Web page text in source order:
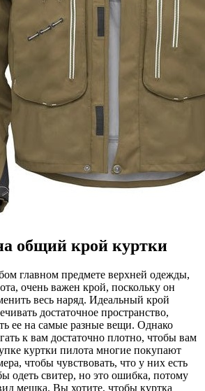
общий крой куртки
главном предмете верхней одежды,
очень важен крой, поскольку он
весь наряд. Идеальный крой
достаточное пространство,
ее на самые разные вещи. Однако
к вам достаточно плотно, чтобы вам
куртки пилота многие покупают
чтобы чувствовать, что у них есть
одеть свитер, но это ошибка, потому
мешка. Вы хотите, чтобы куртка